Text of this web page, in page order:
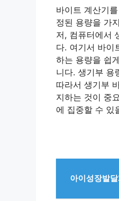
바이트 계산기
정된 용량을 가
저, 컴퓨터에서
다. 여기서 바이
하는 용량을 쉽
니다. 생기부 용
따라서 생기부
지하는 것이 중
에 집중할 수 있
아이성장발